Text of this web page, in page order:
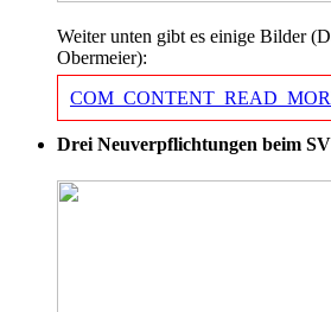
Weiter unten gibt es einige Bilder
Obermeier):
Drei Neuverpflichtungen beim